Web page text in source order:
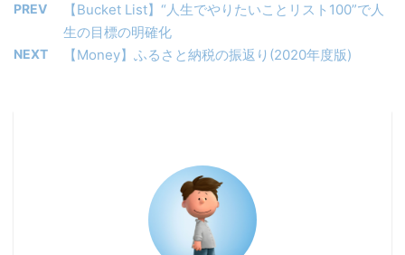
PREV
【Bucket List】“人生でやりたいことリスト100”で人
生の目標の明確化
NEXT 【Money】ふるさと納税の振返り(2020年度版)